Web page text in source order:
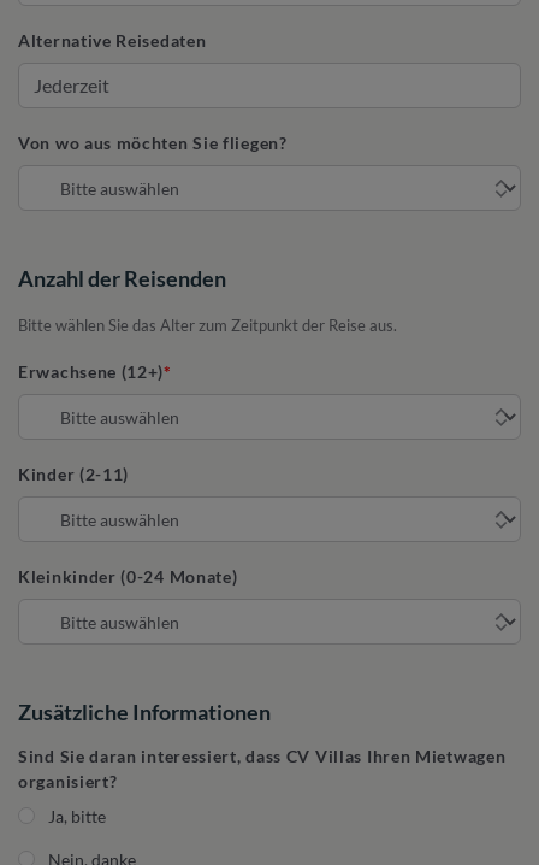
Alternative Reisedaten
Von wo aus möchten Sie fliegen?
Anzahl der Reisenden
Bitte wählen Sie das Alter zum Zeitpunkt der Reise aus.
Erwachsene (12+)
Kinder (2-11)
Kleinkinder (0-24 Monate)
Zusätzliche Informationen
Sind Sie daran interessiert, dass CV Villas Ihren Mietwagen
organisiert?
Ja, bitte
Nein, danke